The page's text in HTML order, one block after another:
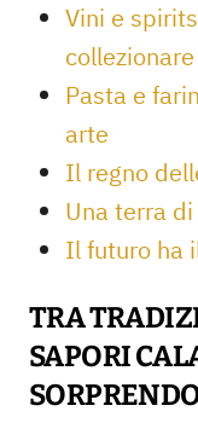
Vini e
collezionare
Pasta e
arte
Il regno
Una terra
Il futuro ha
TRA
SAPORI